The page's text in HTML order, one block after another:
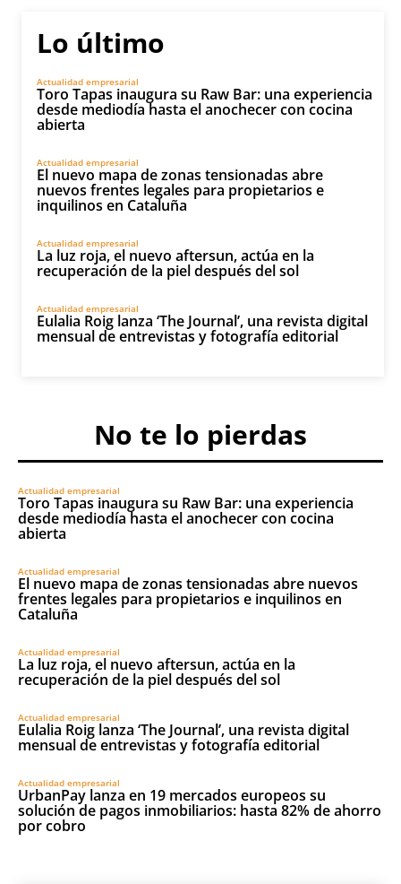
Lo último
Actualidad empresarial
Toro Tapas inaugura su Raw Bar: una experiencia
desde mediodía hasta el anochecer con cocina
abierta
Actualidad empresarial
El nuevo mapa de zonas tensionadas abre
nuevos frentes legales para propietarios e
inquilinos en Cataluña
Actualidad empresarial
La luz roja, el nuevo aftersun, actúa en la
recuperación de la piel después del sol
Actualidad empresarial
Eulalia Roig lanza ‘The Journal’, una revista digital
mensual de entrevistas y fotografía editorial
No te lo pierdas
Actualidad empresarial
Toro Tapas inaugura su Raw Bar: una experiencia
desde mediodía hasta el anochecer con cocina
abierta
Actualidad empresarial
El nuevo mapa de zonas tensionadas abre nuevos
frentes legales para propietarios e inquilinos en
Cataluña
Actualidad empresarial
La luz roja, el nuevo aftersun, actúa en la
recuperación de la piel después del sol
Actualidad empresarial
Eulalia Roig lanza ‘The Journal’, una revista digital
mensual de entrevistas y fotografía editorial
Actualidad empresarial
UrbanPay lanza en 19 mercados europeos su
solución de pagos inmobiliarios: hasta 82% de ahorro
por cobro